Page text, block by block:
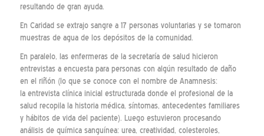
resultando de gran ayuda.
En Caridad se extrajo sangre a 17 personas voluntarias y se tomaron
muestras de agua de los depósitos de la comunidad.
En paralelo, las enfermeras de la secretaría de salud hicieron
entrevistas a encuesta para personas con algún resultado de daño
en el riñón (lo que se conoce con el nombre de Anamnesis:
la entrevista clínica inicial estructurada donde el profesional de la
salud recopila la historia médica, síntomas, antecedentes familiares
y hábitos de vida del paciente). Luego estuvieron procesando
análisis de química sanguínea: urea, creatividad, colesteroles,